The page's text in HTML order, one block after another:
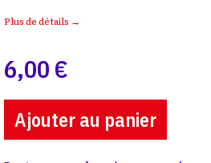
Plus de détails →
6,00 €
Ajouter au panier